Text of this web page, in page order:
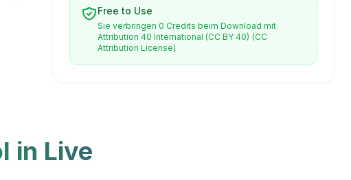
Free to Use
Sie verbringen 0 Credits beim Download mit
Attribution 40 International (CC BY 40) (CC
Attribution License)
in Live